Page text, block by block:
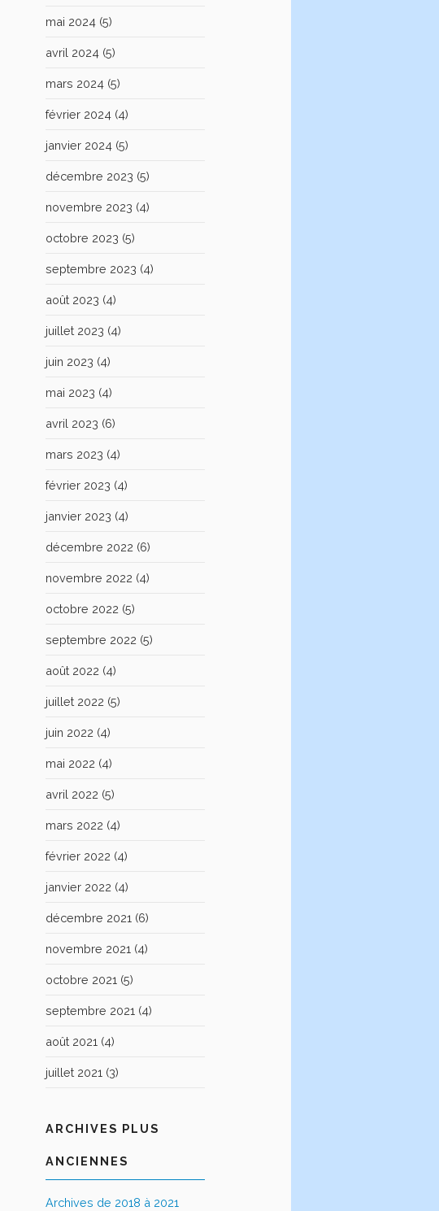
mai 2024 (5)
avril 2024 (5)
mars 2024 (5)
février 2024 (4)
janvier 2024 (5)
décembre 2023 (5)
novembre 2023 (4)
octobre 2023 (5)
septembre 2023 (4)
août 2023 (4)
juillet 2023 (4)
juin 2023 (4)
mai 2023 (4)
avril 2023 (6)
mars 2023 (4)
février 2023 (4)
janvier 2023 (4)
décembre 2022 (6)
novembre 2022 (4)
octobre 2022 (5)
septembre 2022 (5)
août 2022 (4)
juillet 2022 (5)
juin 2022 (4)
mai 2022 (4)
avril 2022 (5)
mars 2022 (4)
février 2022 (4)
janvier 2022 (4)
décembre 2021 (6)
novembre 2021 (4)
octobre 2021 (5)
septembre 2021 (4)
août 2021 (4)
juillet 2021 (3)
ARCHIVES PLUS
ANCIENNES
Archives de 2018 à 2021